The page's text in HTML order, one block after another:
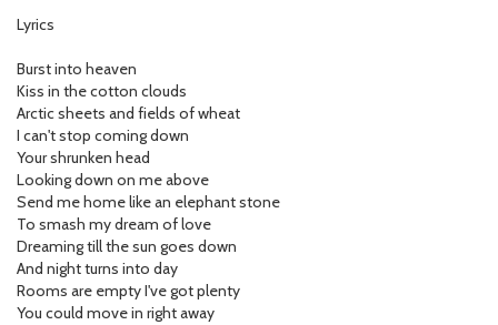
Lyrics
Burst into heaven
Kiss in the cotton clouds
Arctic sheets and fields of wheat
I can't stop coming down
Your shrunken head
Looking down on me above
Send me home like an elephant stone
To smash my dream of love
Dreaming till the sun goes down
And night turns into day
Rooms are empty I've got plenty
You could move in right away